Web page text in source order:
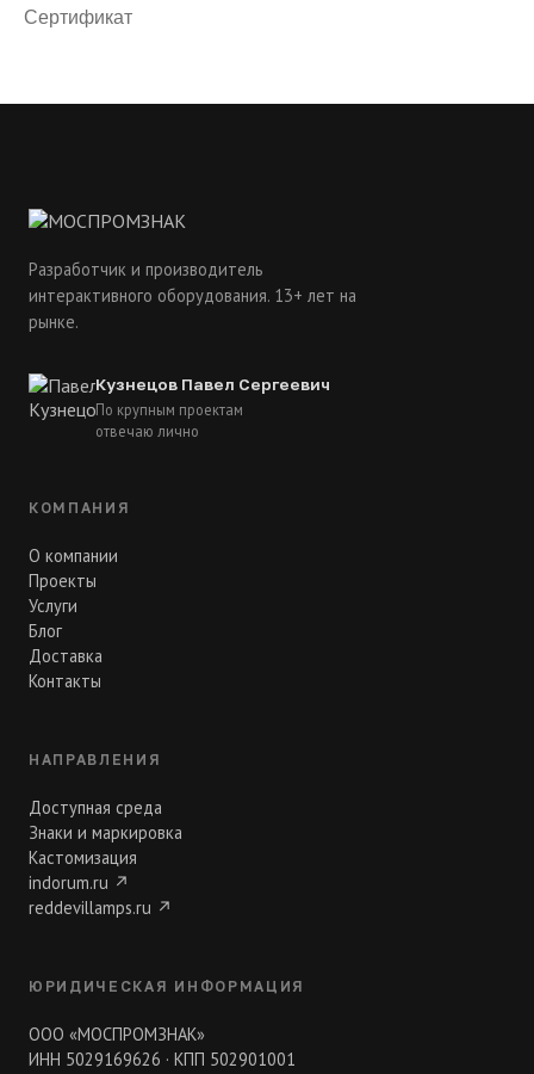
Сертификат
Разработчик и производитель
интерактивного оборудования. 13+ лет на
рынке.
Кузнецов Павел Сергеевич
По крупным проектам
отвечаю лично
КОМПАНИЯ
О компании
Проекты
Услуги
Блог
Доставка
Контакты
НАПРАВЛЕНИЯ
Доступная среда
Знаки и маркировка
Кастомизация
indorum.ru ↗
reddevillamps.ru ↗
ЮРИДИЧЕСКАЯ ИНФОРМАЦИЯ
ООО «МОСПРОМЗНАК»
ИНН 5029169626 · КПП 502901001